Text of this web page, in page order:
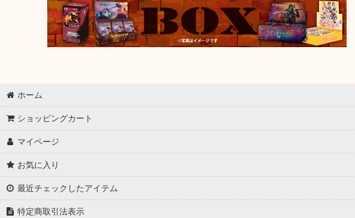
ホーム
ショッピングカート
マイページ
お気に入り
最近チェックしたアイテム
特定商取引法表示